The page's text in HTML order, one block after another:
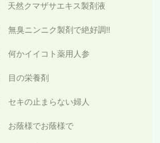
天然クマザサエキス製剤液
無臭ニンニク製剤で絶好調!!
何かイイコト薬用人参
目の栄養剤
セキの止まらない婦人
お蔭様でお蔭様で